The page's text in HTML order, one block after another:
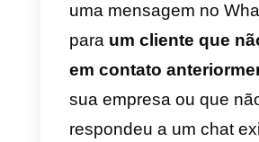
ferramentamuito
cliente.